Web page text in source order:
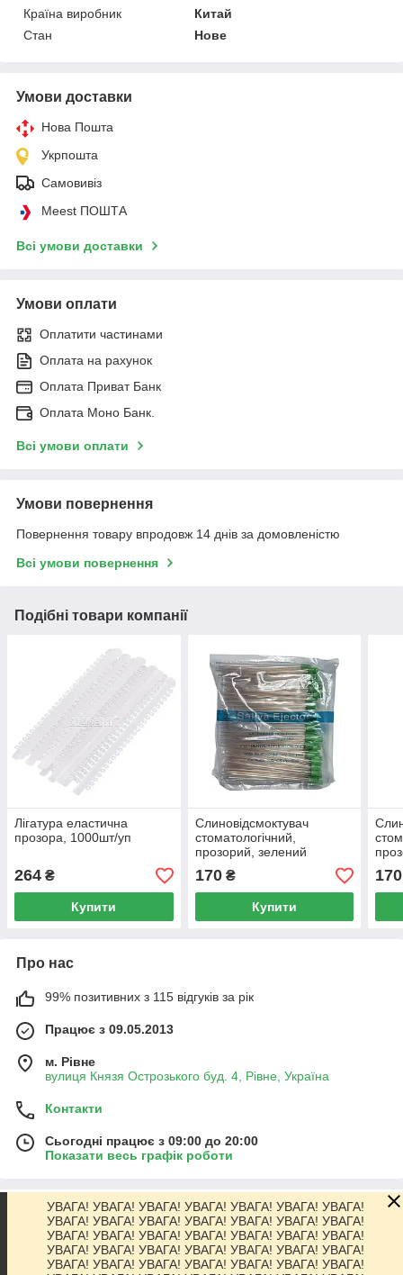
Країна виробник
Китай
Стан
Нове
Умови доставки
Нова Пошта
Укрпошта
Самовивіз
Meest ПОШТА
Всі умови доставки
Умови оплати
Оплатити частинами
Оплата на рахунок
Оплата Приват Банк
Оплата Моно Банк.
Всі умови оплати
Умови повернення
Повернення товару впродовж 14 днів за домовленістю
Всі умови повернення
Подібні товари компанії
Лігатура еластична
прозора, 1000шт/уп
264 ₴
Купити
Слиновідсмоктувач
стоматологічний,
прозорий, зелений
ковпачок, 100 шт/уп.
170₴
Купити
100
170
Про нас
99% позитивних з 115 відгуків за рік
Працює з 09.05.2013
м. Рівне
вулиця Князя Острозького буд. 4, Рівне, Україна
Контакти
Сьогодні працює з 09:00 до 20:00
Показати весь графік роботи
Про нас
Контакти
УВАГА! УВАГА! УВАГА! УВАГА! УВАГА! УВАГА! УВАГА!
УВАГА! УВАГА! УВАГА! УВАГА! УВАГА! УВАГА! УВАГА!
УВАГА! УВАГА! УВАГА! УВАГА! УВАГА! УВАГА! УВАГА!
УВАГА! УВАГА! УВАГА! УВАГА! УВАГА! УВАГА! УВАГА!
УВАГА! УВАГА! УВАГА! УВАГА! УВАГА! УВАГА! УВАГА!